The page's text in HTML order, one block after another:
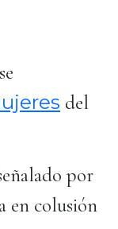
del
por
en colusión